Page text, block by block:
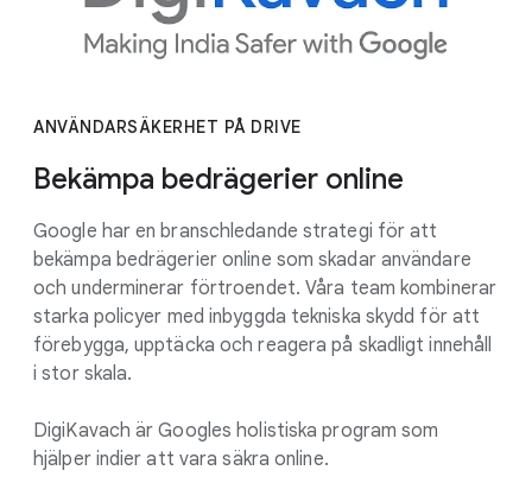
ANVÄNDARSÄKERHET PÅ DRIVE
Bekämpa bedrägerier online
Google har en branschledande strategi för att
bekämpa bedrägerier online som skadar användare
och underminerar förtroendet. Våra team kombinerar
starka policyer med inbyggda tekniska skydd för att
förebygga, upptäcka och reagera på skadligt innehåll
i stor skala.
DigiKavach är Googles holistiska program som
hjälper indier att vara säkra online.